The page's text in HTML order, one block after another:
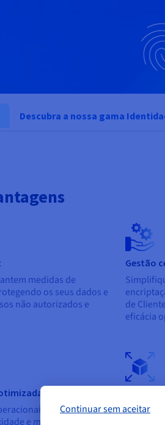
Descubra a nossa gama
medidas de
os seus dados e
não autorizados e
Gestão
de
eficácia
e de segurança
e melhorar a
Os
Continuar sem aceitar